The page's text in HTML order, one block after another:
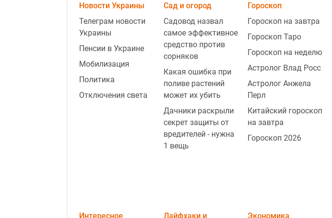
Новости Украины
Телеграм новости
Украины
Пенсии в Украине
Мобилизация
Политика
Отключения света
Сад и огород
Садовод назвал
самое эффективное
средство против
сорняков
Какая ошибка при
поливе растений
может их убить
Дачники раскрыли
секрет защиты от
вредителей - нужна
1 вещь
Гороскоп
Гороскоп на завтра
Гороскоп Таро
Гороскоп на неделю
Астролог Влад Росс
Астролог Анжела
Перл
Китайский гороскоп
на завтра
Гороскоп 2026
Интересное Лайфхаки и Экономика